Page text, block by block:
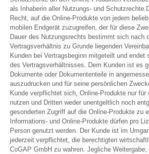
als Inhaberin aller Nutzungs- und
Recht, auf die Online-Produkte von jedem
mobilen Endgerät zuzugreifen, der für diese
Dauer des Nutzungsrechts bestimmt sich nach
Vertragsverhältnis zu Grunde liegenden
Kunden bei Vertragsbeginn mitgeteilt und endet
des Vertragsverhältnisses. Dem Kunden ist es
Dokumente oder Dokumententeile in
auszudrucken und für seine persönlichen
Kunde verpflichtet sich, Online-Produkte nur für
nutzen und Dritten weder unentgeltlich noch
gesonderten Zugriff auf die Online-Produkte zu
Informations- und Online-Produkte dürfen pro
Person genutzt werden. Der Kunde ist im
jederzeit verpflichtet, die berechtigten
CoGAP GmbH zu wahren. Jegliche Weitergabe,